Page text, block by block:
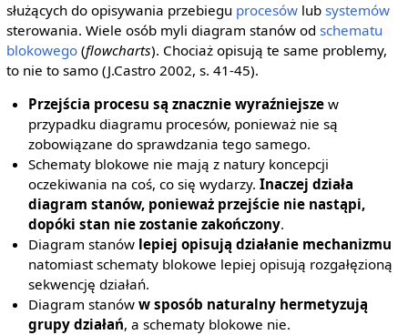
służących do opisywania przebiegu procesówlub systemów
sterowania. Wiele osób myli diagram stanów od schematu
blokowego(flowcharts). Chociaż opisują te same problemy,
to nie to samo (J.Castro 2002, s. 41-45).
Przejścia procesu są znacznie wyraźniejsze w
przypadku diagramu procesów, ponieważ nie są
zobowiązane do sprawdzania tego samego.
Schematy blokowe nie mają z natury koncepcji
oczekiwania na coś, co się wydarzy.Inaczej działa
diagram stanów, ponieważ przejście nie nastąpi,
dopóki stan nie zostanie zakończony.
Diagram stanów lepiej opisują działanie mechanizmu
natomiast schematy blokowe lepiej opisują rozgałęzioną
sekwencję działań.
Diagram stanóww sposób naturalny hermetyzują
grupy działań, a schematy blokowe nie.